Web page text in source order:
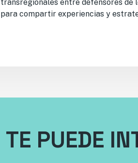
transregionales entre defensores de
para compartir experiencias y
TE PUEDE